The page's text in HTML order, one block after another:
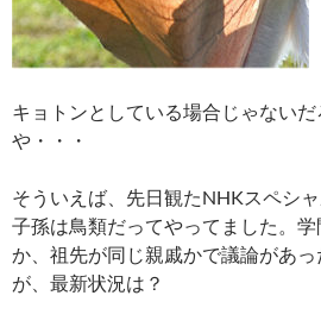
キョトンとしている場合じゃない
や・・・
そういえば、先日観たNHKスペシ
子孫は鳥類だってやってました。
か、祖先が同じ親戚かで議論があ
が、最新状況は？